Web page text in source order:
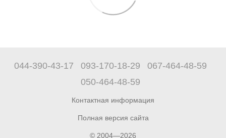
044-390-43-17 093-170-18-29
067-464-48-59
050-464-48-59
Контактная информация
Полная версия сайта
© 2004—2026